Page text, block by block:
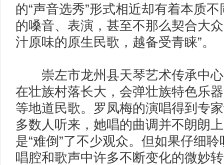
的“声音选秀”形式相近却有着本质
的嗓音、表演，甚至不那么契合大
汁原味的原生民歌，越备受青睐”。
崇左市龙州县天琴艺术传承中心
在壮族村落长大，会弹壮族特色乐
等地道民歌。罗凤梅的演唱得到专
多数人听来，她唱的曲调并不朗朗
是“难倒”了不少观众。但如果仔细
唱腔和歌声中许多不断变化的微妙